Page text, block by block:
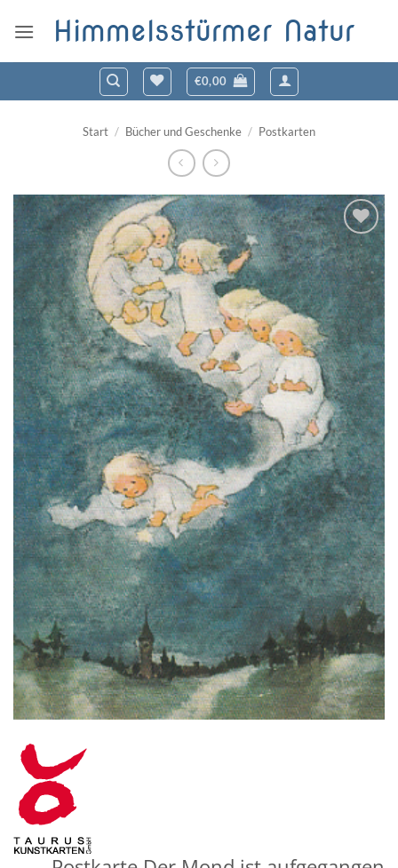
Inhalt
Himmelsstürmer Natur
€0,00
Start / Bücher und Geschenke / Postkarten
Zum
Wunschzettel
hinzufügen